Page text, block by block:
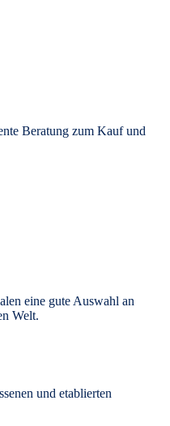
Beratung zum Kauf und
eine gute Auswahl an
Welt.
und etablierten